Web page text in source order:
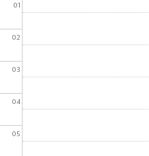
01
02
03
04
05